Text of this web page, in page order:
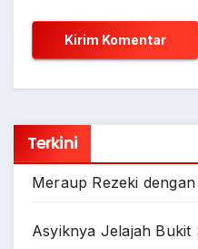
Terkini
Meraup Rezeki
Asyiknya Jelajah